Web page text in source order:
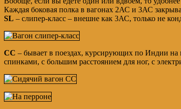
Каждая боковая полка в вагонах 2АС и 3АС
SL – слипер-класс – внешне как 3АС, только не
СС – бывает в поездах, курсирующих по Индии
спинками, с большим расстоянием для ног, с